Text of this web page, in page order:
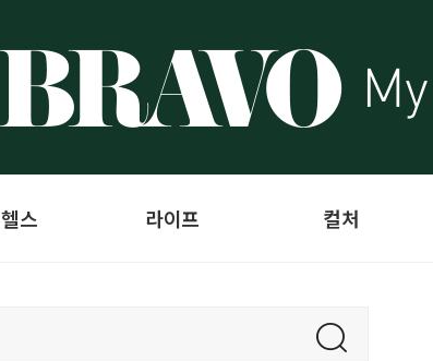
헬스 라이프 컬처